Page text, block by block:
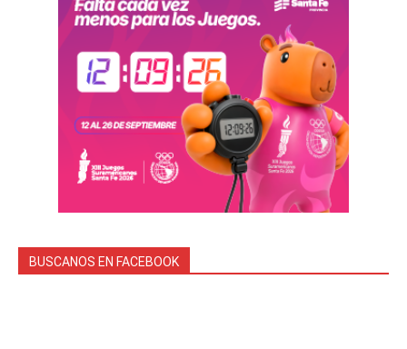
BUSCANOS EN FACEBOOK